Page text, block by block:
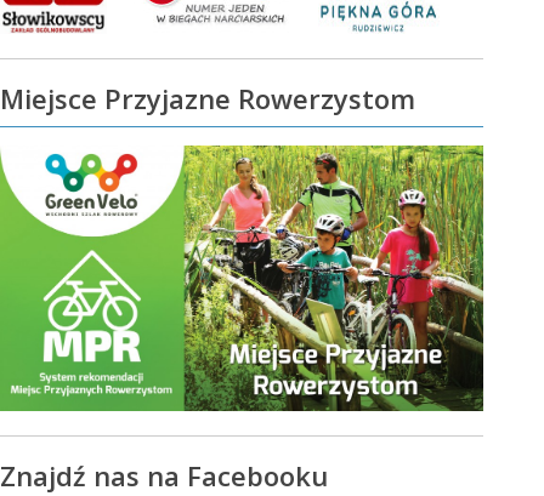
Miejsce Przyjazne Rowerzystom
Znajdź nas na Facebooku